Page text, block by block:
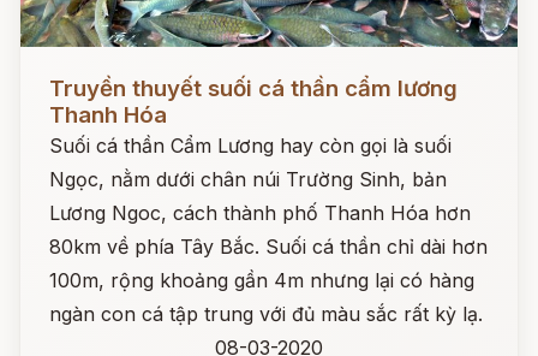
Đọc ngay
Truyền thuyết suối cá thần cẩm lương
Thanh Hóa
Suối cá thần Cẩm Lương hay còn gọi là suối
Ngọc, nằm dưới chân núi Trường Sinh, bản
Lương Ngoc, cách thành phố Thanh Hóa hơn
80km về phía Tây Bắc. Suối cá thần chỉ dài hơn
100m, rộng khoảng gần 4m nhưng lại có hàng
ngàn con cá tập trung với đủ màu sắc rất kỳ lạ.
08-03-2020